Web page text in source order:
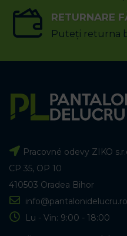
RETURNARE
Puteți returna
Pracovné odevy ZIKO
CP 35, OP 10
410503 Oradea Bihor
info@pantalonidelucru.ro
Lu - Vin: 9:00 - 18:00